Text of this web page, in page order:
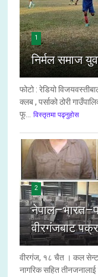
1
निर्मल समाज
फोटो : रेडियो
क्लब , पर्साको ठोरी
फू... विस्तृतमा पढ्नुहोस
2
वीरगंजबाट
वीरगंज, १८ चैत । कल सेन्टर
नागरिक सहित